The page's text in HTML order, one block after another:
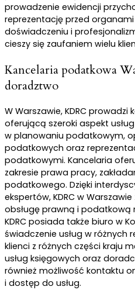
prowadzenie ewidencji
reprezentację przed
doświadczeniu i
cieszy się zaufaniem wielu
Kancelaria podatkowa
doradztwo
W Warszawie, KDRC
oferującą szeroki aspekt
w planowaniu podatkowym,
podatkowych oraz
podatkowymi. Kancelaria
zakresie prawa pracy,
podatkowego. Dzięki
ekspertów, KDRC w
obsługę prawną i podatkową
KDRC posiada także biuro w
świadczenie usług w różnych
klienci z różnych części kraju
usług księgowych oraz
również możliwość kontaktu
i dostęp do usług.